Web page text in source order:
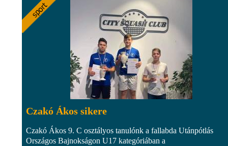
Czakó Ákos sikere
Czakó Ákos 9. C osztályos tanulónk a fallabda Utánpótlás
Országos Bajnokságon U17 kategóriában a